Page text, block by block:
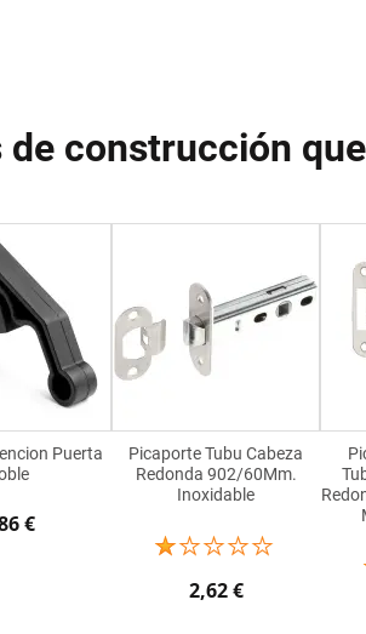
de construcción
Puerta
€
Picaporte Tubu Cabeza
Redonda 902/60Mm.
Inoxidable
2,62 €